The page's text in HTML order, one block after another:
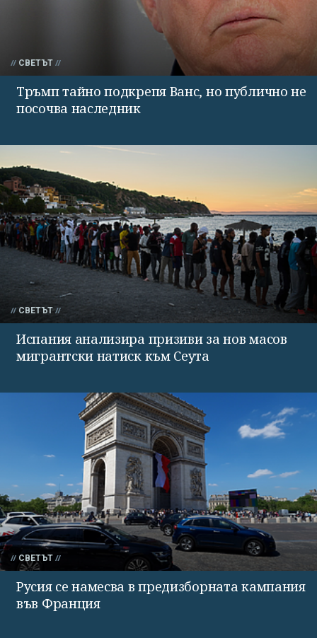
СВЕТЪТ
Тръмп тайно подкрепя Ванс, но публично не
посочва наследник
СВЕТЪТ
Испания анализира призиви за нов масов
мигрантски натиск към Сеута
СВЕТЪТ
Русия се намесва в предизборната кампания
във Франция